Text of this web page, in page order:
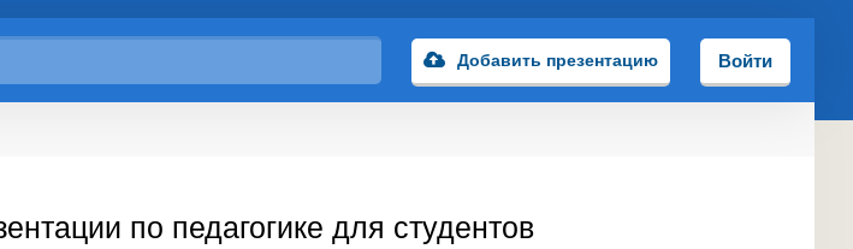
Добавить презентацию Войти
по педагогике для студентов